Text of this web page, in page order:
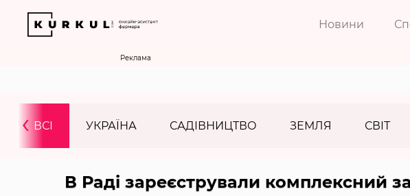
Новини
Реклама
ВСІ УКРАЇНА САДІВНИЦТВО ЗЕМЛЯ СВІТ
‹
В Раді зареєстрували комплексний